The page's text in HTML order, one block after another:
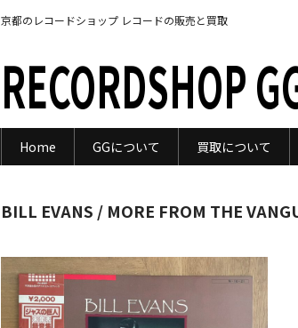
京都のレコードショップ レコードの販売と買取
RECORDSHOP
Home GGについて 買取について
BILL EVANS / MORE FROM THE